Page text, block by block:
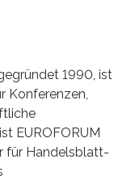
1990, ist
Konferenzen,
EUROFORUM
für Handelsblatt-